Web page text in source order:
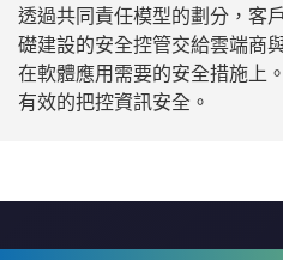
透過共同責任模型的劃分，客
礎建設的安全控管交給雲端商
在軟體應用需要的安全措施上
有效的把控資訊安全。